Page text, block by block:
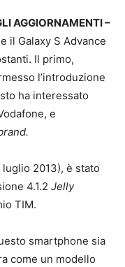
AGGIORNAMENTI –
il Galaxy S Advance
Il primo,
l’introduzione
ha interessato
e
2013), è stato
4.1.2 Jelly
TIM.
smartphone sia
come un modello